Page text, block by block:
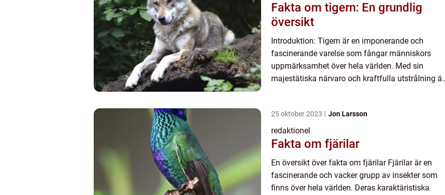
Fakta om tigern: En grundlig
översikt
Introduktion: Tigern är en imponerande och
fascinerande varelse som fångar människors
uppmärksamhet över hela världen. Med sin
majestätiska närvaro och kraftfulla utstrålning är
25 oktober 2023 Jon Larsson
redaktionel
Fakta om fjärilar
En översikt över fakta om fjärilar Fjärilar är en
fascinerande och vacker grupp av insekter som
finns över hela världen. Deras karaktäristiska